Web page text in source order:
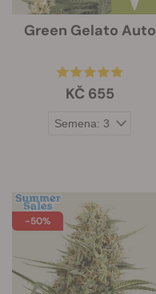
Green Gelato Auto
KČ 655
-50%